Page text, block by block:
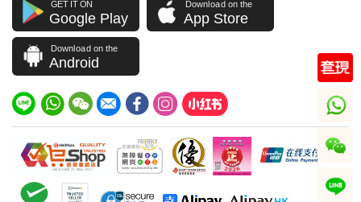
GET IT ON
Google Play
Download on the
App Store
Download on the
Android
whatsapp